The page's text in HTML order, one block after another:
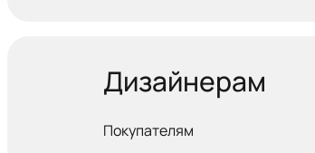
Дизайнерам
Покупателям